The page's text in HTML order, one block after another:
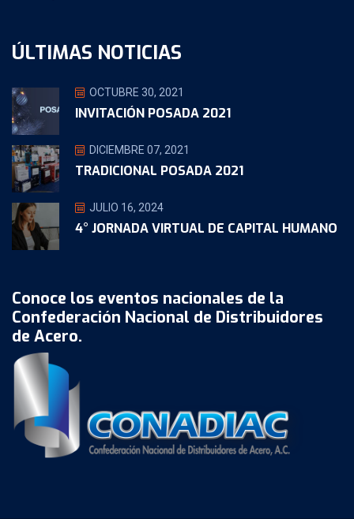
ÚLTIMAS NOTICIAS
OCTUBRE 30, 2021
INVITACIÓN POSADA 2021
DICIEMBRE 07, 2021
TRADICIONAL POSADA 2021
JULIO 16, 2024
4° JORNADA VIRTUAL DE CAPITAL HUMANO
Conoce los eventos nacionales de la
Confederación Nacional de Distribuidores
de Acero.